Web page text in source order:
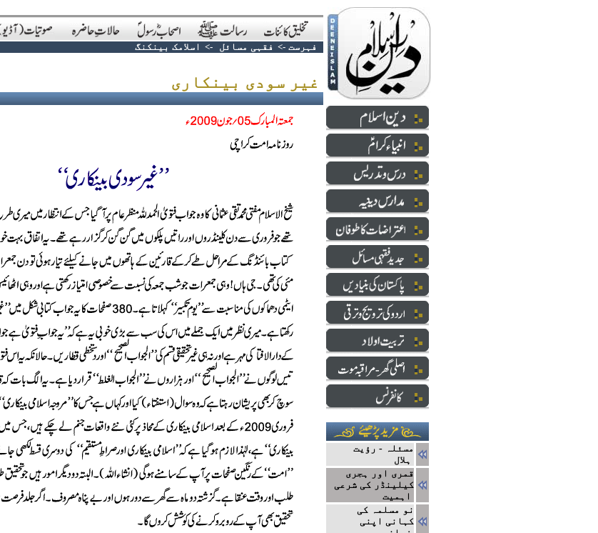
فہرست -> فقہی مسائل -> اسلامک بینکنگ
مسئلہ - رؤیت
ہلال
قمری اور ہجری
کیلینڈر کی شرعی
اہمیت
نو مسلمہ کی
کہانی اپنی